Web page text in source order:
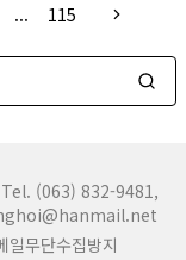
... 115
Tel. (063) 832-9481,
일무단수집방지